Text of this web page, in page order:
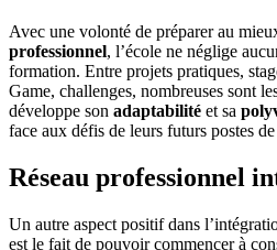
Avec une volonté de préparer au
professionnel, l’école ne néglige
formation. Entre projets pratiques,
Game, challenges, nombreuses sont
développe son adaptabilité et sa
face aux défis de leurs futurs postes
Réseau professionnel
Un autre aspect positif dans
est le fait de pouvoir commencer à